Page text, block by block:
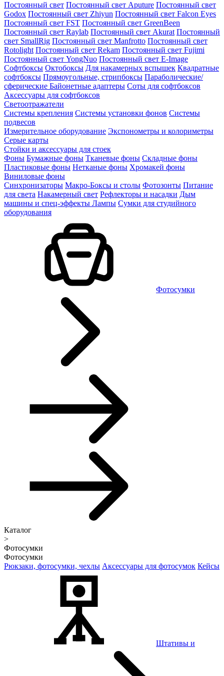
Постоянный свет Постоянный свет Aputure Постоянный свет
Godox Постоянный свет Zhiyun Постоянный свет Falcon Eyes
Постоянный свет FST Постоянный свет GreenBeen
Постоянный свет Raylab Постоянный свет Akurat Постоянный
свет SmallRig Постоянный свет Manfrotto Постоянный свет
Rotolight Постоянный свет Rekam Постоянный свет Fujimi
Постоянный свет YongNuo Постоянный свет E-Image
Софтбоксы Октобоксы Для накамерных вспышек Квадратные
софтбоксы Прямоугольные, стрипбоксы Параболические/
сферические Байонетныe адаптеры Соты для софтбоксов
Аксессуары для софтбоксов
Светоотражатели
Системы крепления Системы установки фонов Системы
подвесов
Измерительное оборудование Экспонометры и колориметры
Серые карты
Стойки и аксессуары для стоек
Фоны Бумажные фоны Тканевые фоны Складные фоны
Пластиковые фоны Нетканые фоны Хромакей фоны
Виниловые фоны
Синхронизаторы Макро-Боксы и столы Фотозонты Питание
для света Накамерный свет Рефлекторы и насадки Дым
машины и спец-эффекты Лампы Сумки для студийного
оборудования
Фотосумки
Каталог
>
Фотосумки
Фотосумки
Рюкзаки, фотосумки, чехлы Аксессуары для фотосумок Кейсы
Штативы и